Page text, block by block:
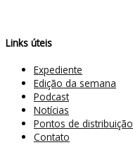
Links úteis
Expediente
Edição da semana
Podcast
Notícias
Pontos de distribuição
Contato